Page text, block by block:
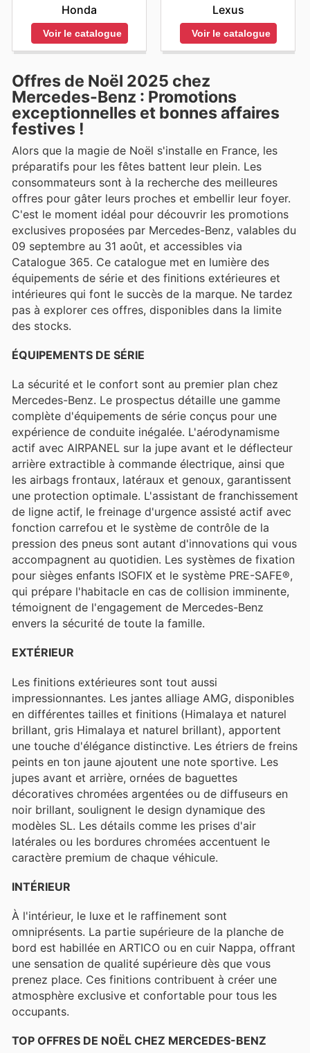
Honda
Voir le catalogue
Lexus
Voir le catalogue
Offres de Noël 2025 chez
Mercedes-Benz : Promotions
exceptionnelles et bonnes affaires
festives !
Alors que la magie de Noël s'installe en France, les
préparatifs pour les fêtes battent leur plein. Les
consommateurs sont à la recherche des meilleures
offres pour gâter leurs proches et embellir leur foyer.
C'est le moment idéal pour découvrir les promotions
exclusives proposées par Mercedes-Benz, valables du
09 septembre au 31 août, et accessibles via
Catalogue 365. Ce catalogue met en lumière des
équipements de série et des finitions extérieures et
intérieures qui font le succès de la marque. Ne tardez
pas à explorer ces offres, disponibles dans la limite
des stocks.
ÉQUIPEMENTS DE SÉRIE
La sécurité et le confort sont au premier plan chez
Mercedes-Benz. Le prospectus détaille une gamme
complète d'équipements de série conçus pour une
expérience de conduite inégalée. L'aérodynamisme
actif avec AIRPANEL sur la jupe avant et le déflecteur
arrière extractible à commande électrique, ainsi que
les airbags frontaux, latéraux et genoux, garantissent
une protection optimale. L'assistant de franchissement
de ligne actif, le freinage d'urgence assisté actif avec
fonction carrefou et le système de contrôle de la
pression des pneus sont autant d'innovations qui vous
accompagnent au quotidien. Les systèmes de fixation
pour sièges enfants ISOFIX et le système PRE-SAFE®,
qui prépare l'habitacle en cas de collision imminente,
témoignent de l'engagement de Mercedes-Benz
envers la sécurité de toute la famille.
EXTÉRIEUR
Les finitions extérieures sont tout aussi
impressionnantes. Les jantes alliage AMG, disponibles
en différentes tailles et finitions (Himalaya et naturel
brillant, gris Himalaya et naturel brillant), apportent
une touche d'élégance distinctive. Les étriers de freins
peints en ton jaune ajoutent une note sportive. Les
jupes avant et arrière, ornées de baguettes
décoratives chromées argentées ou de diffuseurs en
noir brillant, soulignent le design dynamique des
modèles SL. Les détails comme les prises d'air
latérales ou les bordures chromées accentuent le
caractère premium de chaque véhicule.
INTÉRIEUR
À l'intérieur, le luxe et le raffinement sont
omniprésents. La partie supérieure de la planche de
bord est habillée en ARTICO ou en cuir Nappa, offrant
une sensation de qualité supérieure dès que vous
prenez place. Ces finitions contribuent à créer une
atmosphère exclusive et confortable pour tous les
occupants.
TOP OFFRES DE NOËL CHEZ MERCEDES-BENZ